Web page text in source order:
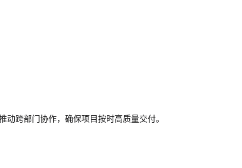
跨部门协作，确保项目按时高质量交付。